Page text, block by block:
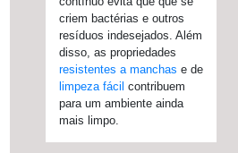
criem bactérias e outros
resíduos indesejados. Além
disso, as propriedades
resistentes a manchas e de
limpeza fácil contribuem
para um ambiente ainda
mais limpo.
ergonómico
redutor de ruído